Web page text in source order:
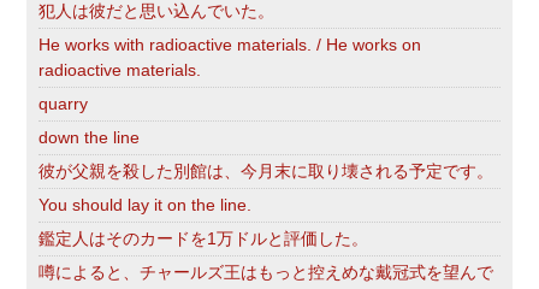
犯人は彼だと思い込んでいた。
He works with radioactive materials. / He works on
radioactive materials.
quarry
down the line
彼が父親を殺した別館は、今月末に取り壊される予定です。
You should lay it on the line.
鑑定人はそのカードを1万ドルと評価した。
噂によると、チャールズ王はもっと控えめな戴冠式を望んで